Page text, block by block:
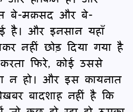
बे-मक़सद और बे-
है। और इनसान यहाँ
नहीं छोड़ दिया गया है
फिरे, कोई उससे
न हो। और इस कायनात
बादशाह नहीं है कि